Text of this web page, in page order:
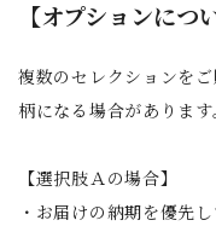
【オプションにつ
複数のセレクションを
柄になる場合があります
【選択肢Ａの場合】
・お届けの納期を優先